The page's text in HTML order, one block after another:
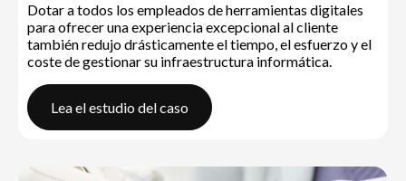
Dotar a todos los empleados de herramientas digitales
para ofrecer una experiencia excepcional al cliente
también redujo drásticamente el tiempo, el esfuerzo y el
coste de gestionar su infraestructura informática.
Lea el estudio del caso